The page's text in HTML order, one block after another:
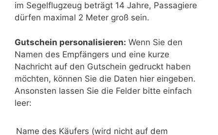
im Segelflugzeug beträgt 14 Jahre, Passagiere
dürfen maximal 2 Meter groß sein.
Gutschein personalisieren: Wenn Sie den
Namen des Empfängers und eine kurze
Nachricht auf den Gutschein gedruckt haben
möchten, können Sie die Daten hier eingeben.
Ansonsten lassen Sie die Felder bitte einfach
leer:
Name des Käufers (wird nicht auf dem